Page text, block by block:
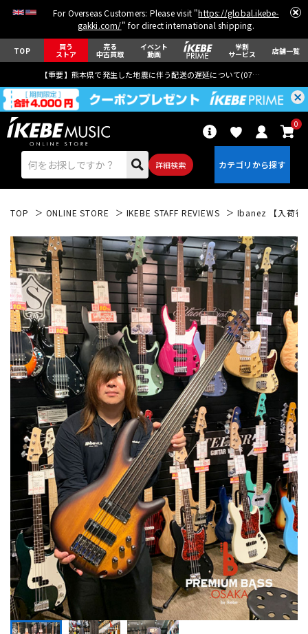
For Overseas Customers: Please visit "https://global.ikebe-
gakki.com/" for direct international shipping.
TOP 買う
ストア
売る
中古買取
イベント
動画
学割
サービス 店舗一覧
【重要】熊本県で発生した地震に伴う配送の遅延について(07月29日
詳細検索
0
エレキギター アコギ/エレアコ
ベース ウクレレ
ドラム パーカッション
キーボード 電子ピアノ
管楽器 その他楽器
アンプ エフェクター
DJ機器 DTM
DTM オンライン納品
TOP ONLINE STORE IKEBE STAFF REVIEWS Ibanez 【入荷待